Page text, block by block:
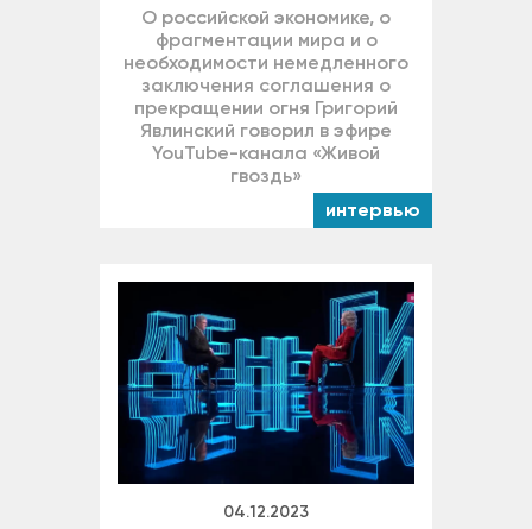
О российской экономике, о
фрагментации мира и о
необходимости немедленного
заключения соглашения о
прекращении огня Григорий
Явлинский говорил в эфире
YouTube-канала «Живой
гвоздь»
интервью
04.12.2023